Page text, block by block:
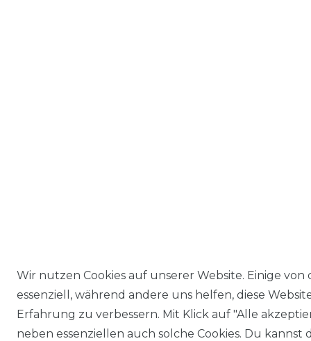
Wir nutzen Cookies auf unserer Website. Einige von
essenziell, während andere uns helfen, diese
Erfahrung zu verbessern. Mit Klick auf "Alle
neben essenziellen auch solche Cookies. Du kannst